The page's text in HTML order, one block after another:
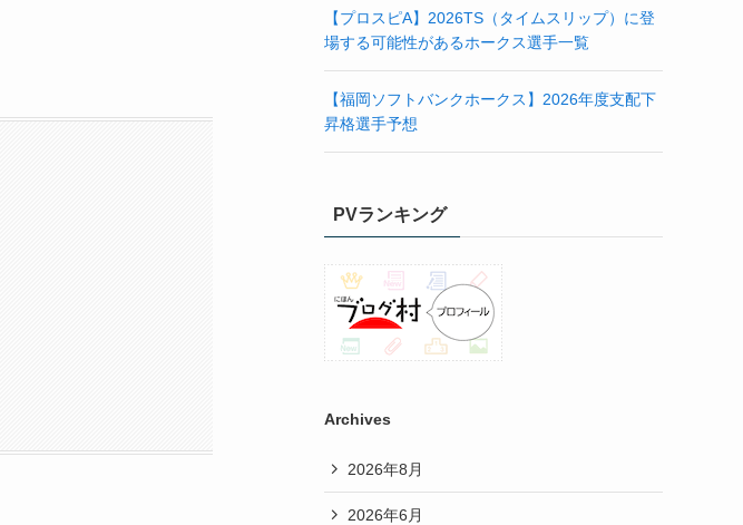
【プロスピA】2026TS（タイムスリップ）に登
場する可能性があるホークス選手一覧
【福岡ソフトバンクホークス】2026年度支配下
昇格選手予想
PVランキング
Archives
2026年8月
2026年6月